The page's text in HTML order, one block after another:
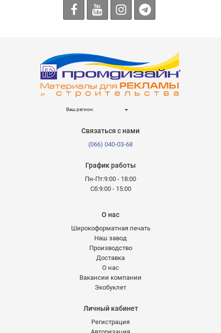
Ваш регион:
Связаться с нами
(066) 040-03-68
График работы
Пн-Пт:9:00 - 18:00
Сб:9:00 - 15:00
О нас
Широкоформатная печать
Наш завод
Производство
Доставка
О нас
Вакансии компании
Экобуклет
Личный кабинет
Регистрация